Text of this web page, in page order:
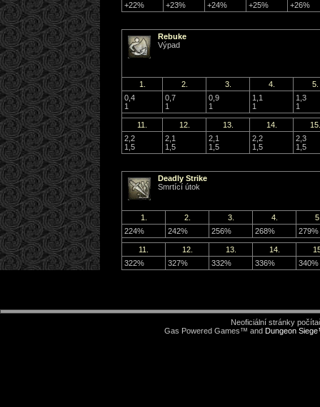
+22%
+23% +24% +25% +26%
Rebuke
Výpad
1. 2. 3. 4.
5.
0,4
1
0,7
1
0,9
1
1,1
1
1,3
1
11. 12. 13. 14.
2,2
1,5
2,1
1,5
2,1
1,5
2,2
1,5
2,3
1,5
Deadly Strike
Smrtící útok
1. 2. 3. 4.
224%
242% 256% 268% 279%
11. 12. 13. 14.
322%
327% 332% 336% 340%
Neoficiální stránky
Gas Powered Games™ and Dungeon